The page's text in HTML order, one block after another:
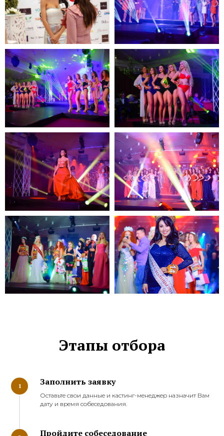
Этапы отбора
1 Заполнить заявку
Оставьте свои данные и кастинг-менеджер назначит Вам
дату и время собеседования.
Пройдите собеседование